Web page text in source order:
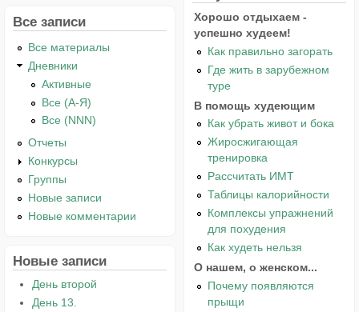
Все записи
Все материалы
Дневники
Активные
Все (А-Я)
Все (NNN)
Отчеты
Конкурсы
Группы
Новые записи
Новые комментарии
Новые записи
День второй
День 13.
Хорошо отдыхаем -
успешно худеем!
Как правильно загорать
Где жить в зарубежном
туре
В помощь худеющим
Как убрать живот и бока
Жиросжигающая
тренировка
Рассчитать ИМТ
Таблицы калорийности
Комплексы упражнений
для похудения
Как худеть нельзя
О нашем, о женском...
Почему появляются
прыщи